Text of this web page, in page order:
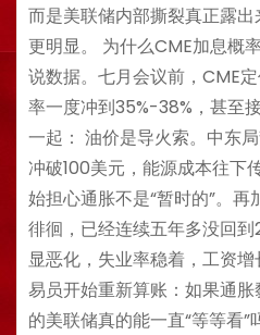
而是美联储内部撕裂真正露
更明显。 为什么CME加息概
说数据。七月会议前，CME
率一度冲到35%-38%，甚至
一起： 油价是导火索。中东
冲破100美元，能源成本往下
始担心通胀不是“暂时的”。再
徘徊，已经连续五年多没回
显恶化，失业率稳着，工资
易员开始重新算账：如果通
的美联储真的能一直“等等看